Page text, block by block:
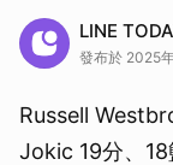
LINE
發布於 2025
Russell
Jokic 19分、